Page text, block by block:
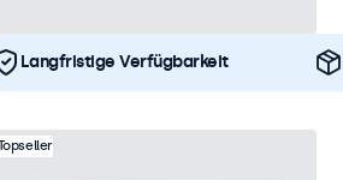
Langfristige Verfügbarkeit